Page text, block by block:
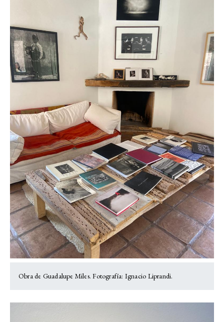
Obra de Guadalupe Miles. Fotografía: Ignacio Liprandi.